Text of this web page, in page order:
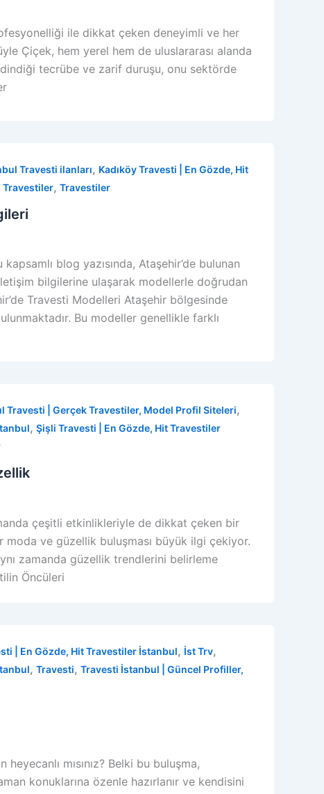
ile dikkat çeken deneyimli ve her
Çiçek, hem yerel hem de uluslararası alanda
tecrübe ve zarif duruşu, onu sektörde
Travesti ilanları, Kadıköy Travesti | En Gözde, Hit
Travestiler, Travestiler
blog yazısında, Ataşehir’de bulunan
bilgilerine ulaşarak modellerle doğrudan
Travesti Modelleri Ataşehir bölgesinde
Bu modeller genellikle farklı
Travesti | Gerçek Travestiler, Model Profil Siteleri,
, Şişli Travesti | En Gözde, Hit Travestiler
çeşitli etkinlikleriyle de dikkat çeken bir
ve güzellik buluşması büyük ilgi çekiyor.
zamanda güzellik trendlerini belirleme
Öncüleri
| En Gözde, Hit Travestiler İstanbul, İst Trv,
, Travesti, Travesti İstanbul | Güncel Profiller,
mısınız? Belki bu buluşma,
konuklarına özenle hazırlanır ve kendisini